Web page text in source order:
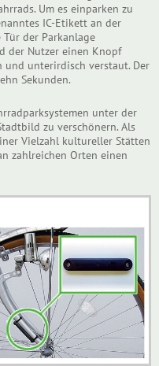
Um es einparken zu
IC-Etikett an der
der Parkanlage
der Nutzer einen Knopf
und unterirdisch verstaut. Der
Sekunden.
unter der
zu verschönern. Als
Vielzahl kultureller Stätten
zahlreichen Orten einen